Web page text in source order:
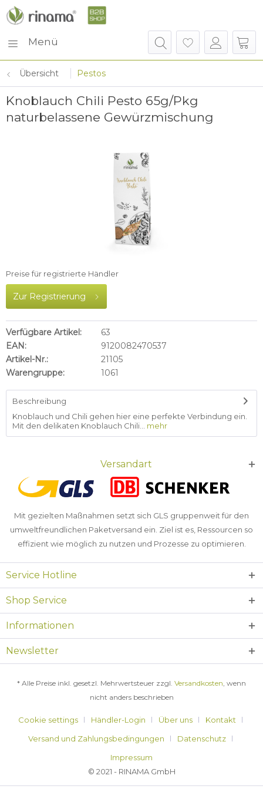
Menü
Übersicht Pestos
Knoblauch Chili Pesto 65g/Pkg
naturbelassene Gewürzmischung
Preise für registrierte Händler
Zur Registrierung
Verfügbare Artikel:
63
EAN:
9120082470537
Artikel-Nr.:
21105
Warengruppe:
1061
Beschreibung
Knoblauch und Chili gehen hier eine perfekte Verbindung ein.
Mit den delikaten Knoblauch Chili...
mehr
Versandart
Mit gezielten Maßnahmen setzt sich GLS gruppenweit für den
umweltfreundlichen Paketversand ein. Ziel ist es, Ressourcen so
effizient wie möglich zu nutzen und Prozesse zu optimieren.
Service Hotline
Shop Service
Informationen
Newsletter
* Alle Preise inkl. gesetzl. Mehrwertsteuer zzgl. Versandkosten, wenn
nicht anders beschrieben
Cookie settings Händler-Login Über uns
Kontakt
Versand und Zahlungsbedingungen
Datenschutz
Impressum
© 2021 - RINAMA GmbH